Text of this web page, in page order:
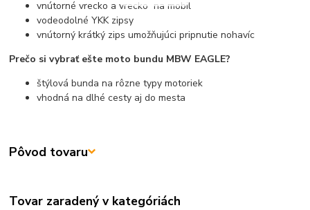
vnútorné vrecko a vrecko na mobil
vodeodolné YKK zipsy
vnútorný krátký zips umožňujúci pripnutie nohavíc
Prečo si vybrať ešte moto bundu MBW EAGLE?
štýlová bunda na rôzne typy motoriek
vhodná na dlhé cesty aj do mesta
Pôvod tovaru
Tovar zaradený v kategóriách